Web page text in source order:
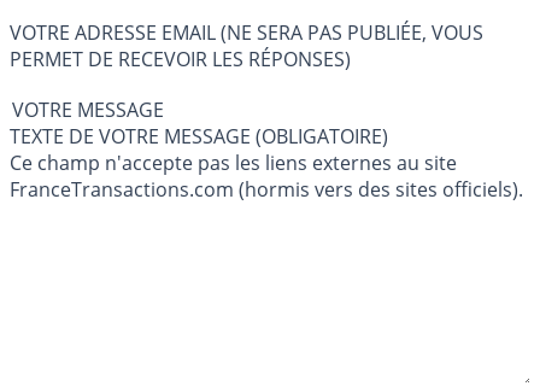
VOTRE ADRESSE EMAIL (NE SERA PAS PUBLIÉE, VOUS
PERMET DE RECEVOIR LES RÉPONSES)
VOTRE MESSAGE
TEXTE DE VOTRE MESSAGE (OBLIGATOIRE)
Ce champ n'accepte pas les liens externes au site
FranceTransactions.com (hormis vers des sites officiels).